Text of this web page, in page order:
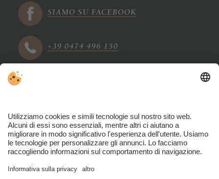
SIAMO SU FACEBOOK
+39 0474 496 150